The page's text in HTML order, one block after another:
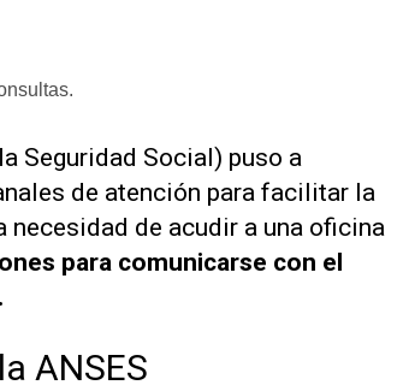
Seguridad Social) puso a
de atención para facilitar la
de acudir a una oficina
para comunicarse con el
ANSES